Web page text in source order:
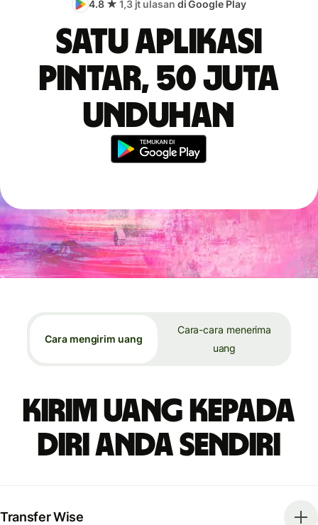
4.8 ★ 1,3 jt ulasan di Google Play
Satu aplikasi
pintar, 50 juta
unduhan
Cara mengirim uang
Cara-cara menerima
uang
Kirim uang kepada
diri Anda sendiri
Transfer Wise